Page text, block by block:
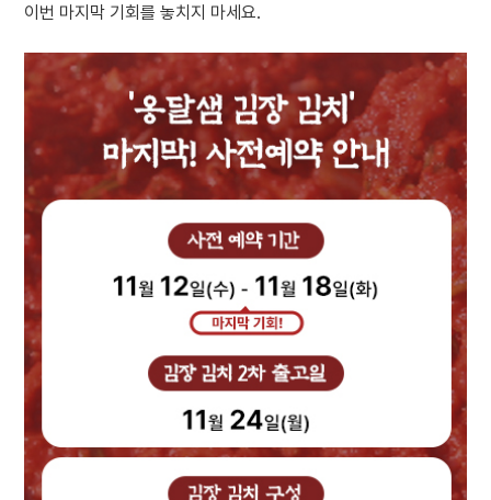
이번 마지막 기회를 놓치지 마세요.